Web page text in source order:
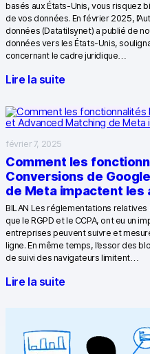
EN
basés aux États-Unis, vous risquez
de vos données. En février 2025,
données (Datatilsynet) a publié de
données vers les États-Unis,
concernant le cadre juridique…
Lire la suite
février 7, 2025
Comment les
Conversions de
de Meta impactent les
BILAN Les réglementations
que le RGPD et le CCPA, ont eu un
entreprises peuvent suivre et
ligne. En même temps, l’essor des
de suivi des navigateurs limitent…
Lire la suite